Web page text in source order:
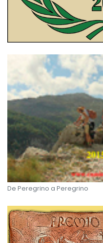
De Peregrino a Peregrino